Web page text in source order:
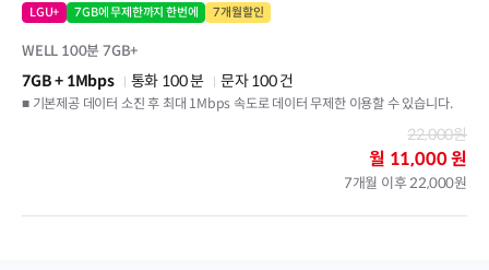
LGU+ 7GB에 무제한까지 한번에 7개월할인
WELL 100분 7GB+
7GB+ 1Mbps 통화 100 분
문자 100 건
■ 기본제공 데이터 소진 후 최대 1Mbps 속도로 데이터 무제한 이용할 수 있습니다.
22,000원
월 11,000 원
7개월 이후 22,000원